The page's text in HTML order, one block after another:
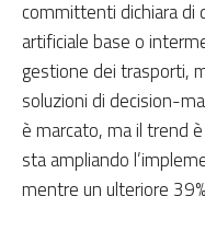
committenti dichiara di
artificiale base o
gestione dei trasporti,
soluzioni di decision-
è marcato, ma il trend
sta ampliando
mentre un ulteriore